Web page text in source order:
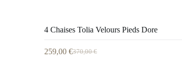
4 Chaises Tolia Velours Pieds Dore
370,00€
259,00 €